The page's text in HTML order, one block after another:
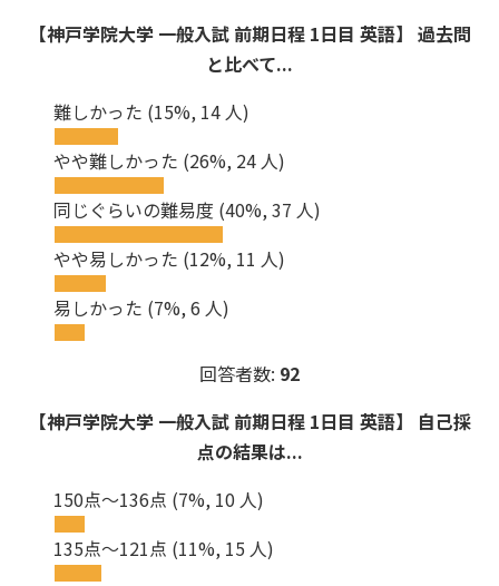
【神戸学院大学 一般入試 前期日程 1日目 英語】 過去問
と比べて...
難しかった (15%, 14 人)
やや難しかった (26%, 24 人)
同じぐらいの難易度 (40%, 37 人)
やや易しかった (12%, 11 人)
易しかった (7%, 6 人)
回答者数: 92
【神戸学院大学 一般入試 前期日程 1日目 英語】 自己採
点の結果は...
150点～136点 (7%, 10 人)
135点～121点 (11%, 15 人)